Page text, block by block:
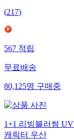
(217)
567 적립
무료배송
80,125명 구매중
1+1 리빙블러썸
캐릭터 우산